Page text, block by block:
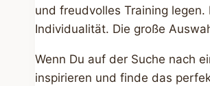
und freudvolles Training
Individualität. Die große
Wenn Du auf der Suche nach
inspirieren und finde das